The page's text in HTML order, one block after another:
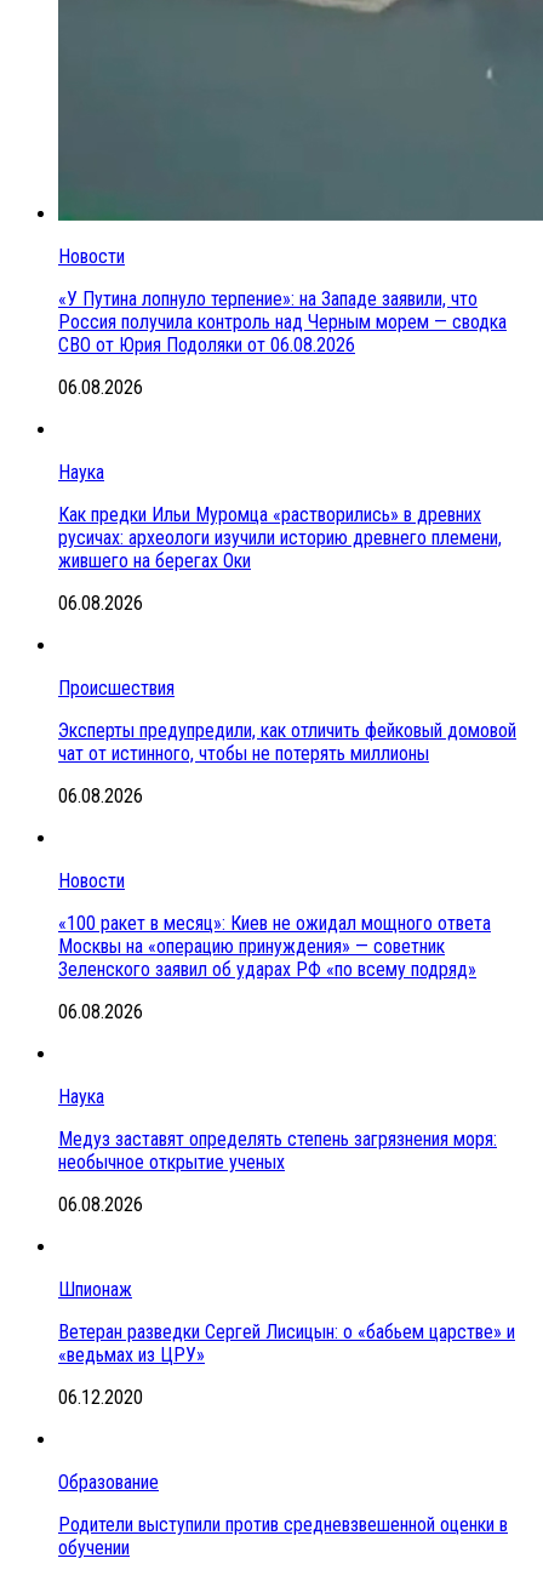
Новости
«У Путина лопнуло терпение»: на Западе заявили, что
Россия получила контроль над Черным морем — сводка
СВО от Юрия Подоляки от 06.08.2026
06.08.2026
Наука
Как предки Ильи Муромца «растворились» в древних
русичах: археологи изучили историю древнего племени,
жившего на берегах Оки
06.08.2026
Происшествия
Эксперты предупредили, как отличить фейковый домовой
чат от истинного, чтобы не потерять миллионы
06.08.2026
Новости
«100 ракет в месяц»: Киев не ожидал мощного ответа
Москвы на «операцию принуждения» — советник
Зеленского заявил об ударах РФ «по всему подряд»
06.08.2026
Наука
Медуз заставят определять степень загрязнения моря:
необычное открытие ученых
06.08.2026
Шпионаж
Ветеран разведки Сергей Лисицын: о «бабьем царстве» и
«ведьмах из ЦРУ»
06.12.2020
Образование
Родители выступили против средневзвешенной оценки в
обучении